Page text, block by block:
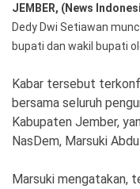
Sosial Budaya
Ekonomi Olahraga
Indeks Birokrasi
JEMBER, (News
Dedy Dwi Setiawan
bupati dan wakil bupati
Kabar tersebut
bersama seluruh
Kabupaten Jember,
NasDem, Marsuki
Marsuki mengatakan,